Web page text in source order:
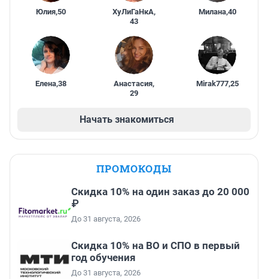
Юлия,50 ХуЛиГаНкА,
43
Милана,40
Елена,38 Анастасия,
29
Mirak777,25
Начать знакомиться
ПРОМОКОДЫ
Скидка 10% на один заказ до 20 000
₽
До 31 августа, 2026
Скидка 10% на ВО и СПО в первый
год обучения
До 31 августа, 2026